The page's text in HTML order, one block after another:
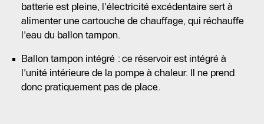
batterie est pleine, l'électricité excédentaire sert à
alimenter une cartouche de chauffage, qui réchauffe
l'eau du ballon tampon.
Ballon tampon intégré : ce réservoir est intégré à
l'unité intérieure de la pompe à chaleur. Il ne prend
donc pratiquement pas de place.